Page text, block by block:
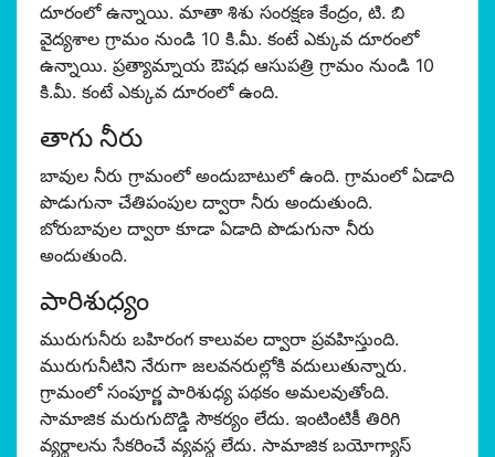
దూరంలో ఉన్నాయి. మాతా శిశు సంరక్షణ కేంద్రం, టి. బి
వైద్యశాల గ్రామం నుండి 10 కి.మీ. కంటే ఎక్కువ దూరంలో
ఉన్నాయి. ప్రత్యామ్నాయ ఔషధ ఆసుపత్రి గ్రామం నుండి 10
కి.మీ. కంటే ఎక్కువ దూరంలో ఉంది.
తాగు నీరు
బావుల నీరు గ్రామంలో అందుబాటులో ఉంది. గ్రామంలో ఏడాది
పొడుగునా చేతిపంపుల ద్వారా నీరు అందుతుంది.
బోరుబావుల ద్వారా కూడా ఏడాది పొడుగునా నీరు
అందుతుంది.
పారిశుధ్యం
మురుగునీరు బహిరంగ కాలువల ద్వారా ప్రవహిస్తుంది.
మురుగునీటిని నేరుగా జలవనరుల్లోకి వదులుతున్నారు.
గ్రామంలో సంపూర్ణ పారిశుధ్య పథకం అమలవుతోంది.
సామాజిక మరుగుదొడ్డి సౌకర్యం లేదు. ఇంటింటికీ తిరిగి
వ్యర్థాలను సేకరించే వ్యవస్థ లేదు. సామాజిక బయోగ్యాస్